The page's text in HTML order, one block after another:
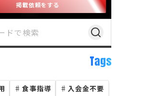
掲載依頼をする
Tags
♯ 食事指導 ♯ 入会金不要